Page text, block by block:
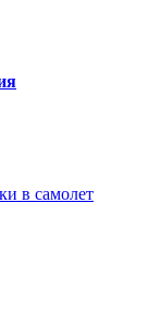
в самолет